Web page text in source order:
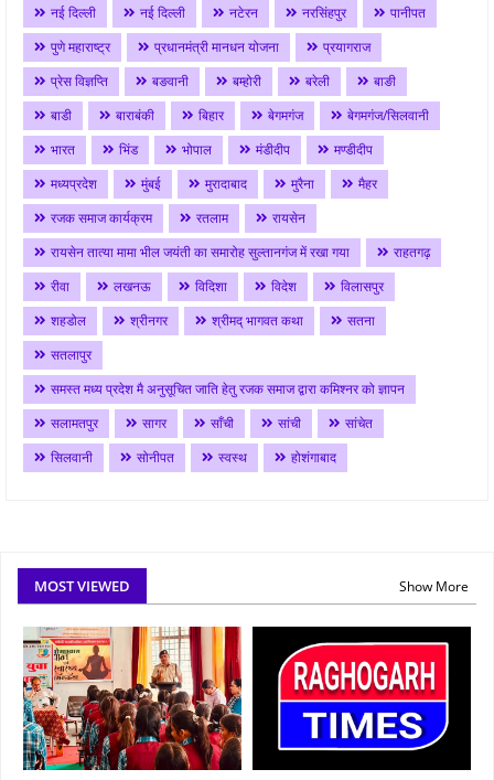
नई दिल्ली
नई दिल्ली नटेरन नरसिंहपुर
पानीपत
पुणे महाराष्ट्र
प्रधानमंत्री मानधन योजना
प्रयागराज
प्रेस विज्ञप्ति
बङवानी बम्होरी बरेली
बाङी
बाडी
बाराबंकी बिहार बेगमगंज
बेगमगंज/सिलवानी
भारत
भिंड भोपाल मंडीदीप
मण्डीदीप
मध्यप्रदेश
मुंबई मुरादाबाद मुरैना
मैहर
रजक समाज कार्यक्रम
रतलाम
रायसेन
रायसेन तात्या मामा भील जयंती का समारोह सुल्तानगंज में रखा गया
राहतगढ़
रीवा
लखनऊ विदिशा विदेश
विलासपुर
शहडोल
श्रीनगर श्रीमद् भागवत कथा
सतना
सतलापुर
समस्त मध्य प्रदेश मै अनुसूचित जाति हेतु रजक समाज द्वारा कमिश्नर को ज्ञापन
सलामतपुर
सागर साँची सांची
सांचेत
सिलवानी
सोनीपत स्वस्थ होशंगाबाद
MOST VIEWED Show More